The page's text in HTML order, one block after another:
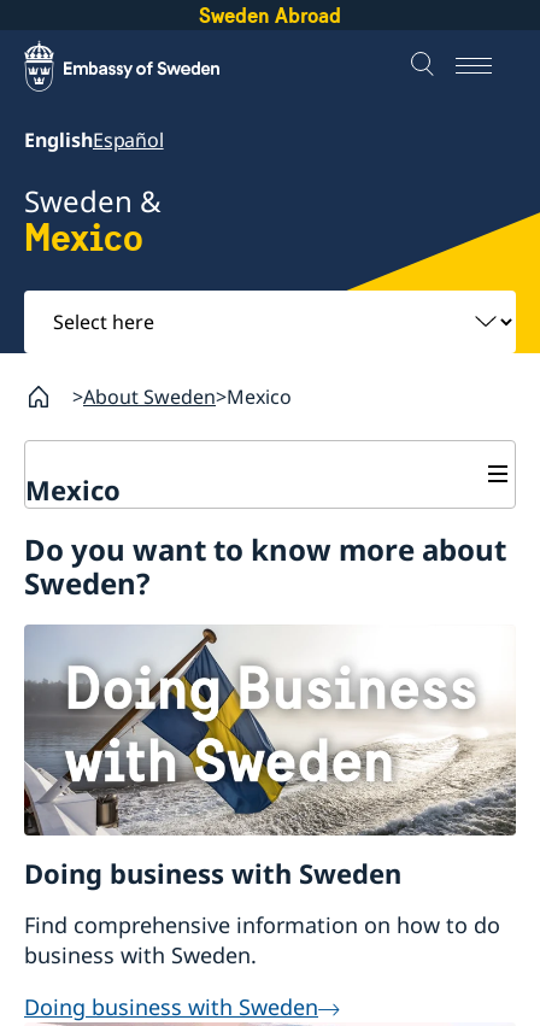
Sweden Abroad
EnglishEspañol
Sweden &
Mexico
Select
here
About Sweden Mexico
Mexico
Visiting Sweden
Moving to someone in Sweden
Working in Sweden
Studying in Sweden
Bring a pet to Sweden
Do you want to know more about
Sweden?
Doing business with Sweden
Find comprehensive information on how to do
business with Sweden.
Doing business with Sweden